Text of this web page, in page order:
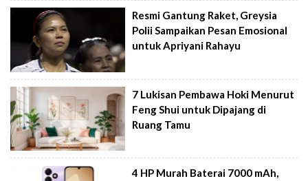
Resmi Gantung Raket, Greysia
Polii Sampaikan Pesan Emosional
untuk Apriyani Rahayu
7 Lukisan Pembawa Hoki Menurut
Feng Shui untuk Dipajang di
Ruang Tamu
4 HP Murah Baterai 7000 mAh,